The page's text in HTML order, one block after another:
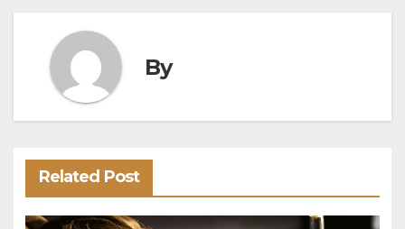
By
Related Post